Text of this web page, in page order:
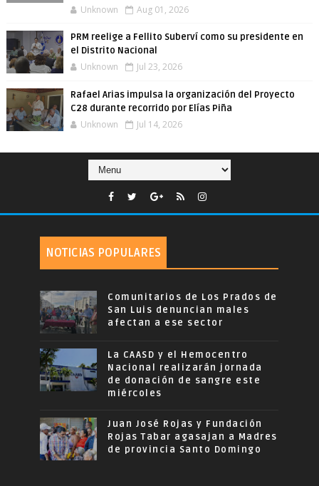
Unknown Aug 01, 2026
PRM reelige a Fellito Suberví como su presidente en
el Distrito Nacional
Unknown Jul 23, 2026
Rafael Arias impulsa la organización del Proyecto
C28 durante recorrido por Elías Piña
Unknown Jul 14, 2026
NOTICIAS POPULARES
Comunitarios de Los Prados de
San Luis denuncian males
afectan a ese sector
La CAASD y el Hemocentro
Nacional realizarán jornada
de donación de sangre este
miércoles
Juan José Rojas y Fundación
Rojas Tabar agasajan a Madres
de provincia Santo Domingo